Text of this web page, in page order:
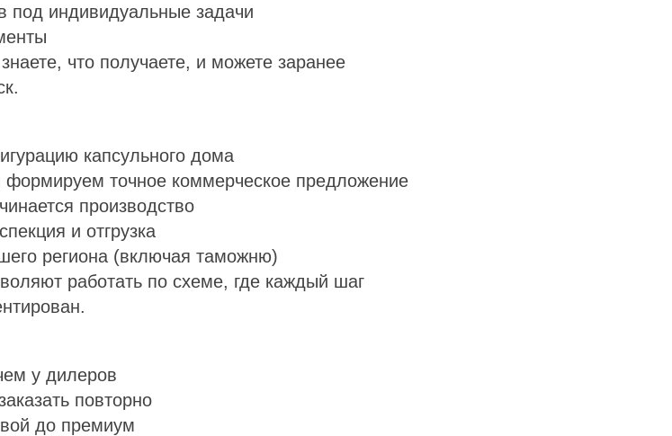
под индивидуальные задачи
что получаете, и можете заранее
капсульного дома
точное коммерческое предложение
производство
и отгрузка
региона (включая таможню)
работать по схеме, где каждый шаг
у дилеров
повторно
до премиум